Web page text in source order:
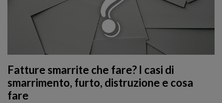
Fatture smarrite che fare? I casi di
smarrimento, furto, distruzione e cosa
fare